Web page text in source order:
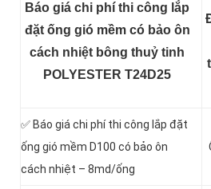
Báo giá chi phí thi công lắp
đặt ống gió mềm có bảo ôn
cách nhiệt bông thuỷ tinh
POLYESTER T24D25
✅ Báo giá chi phí thi công lắp đặt
ống gió mềm D100 có bảo ôn
cách nhiệt – 8md/ống